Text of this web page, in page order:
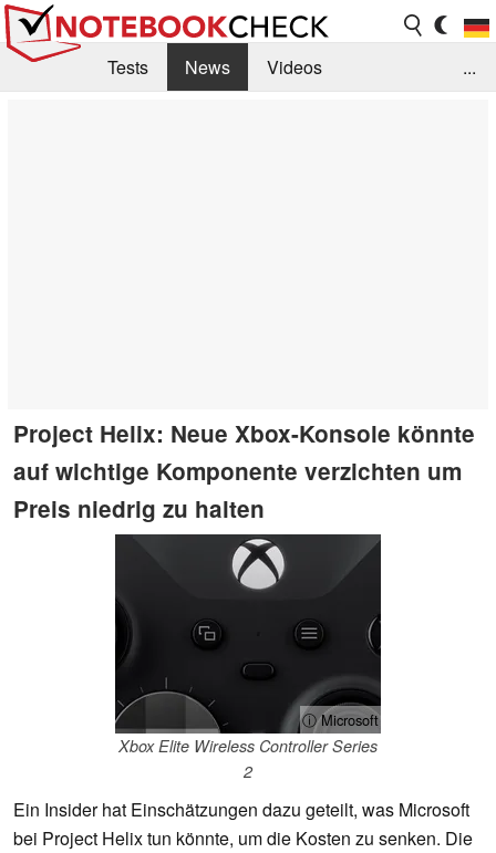
Tests News
Videos
...
Project Helix: Neue Xbox-Konsole könnte
auf wichtige Komponente verzichten um
Preis niedrig zu halten
ⓘ Microsoft
Xbox Elite Wireless Controller Series
2
Ein Insider hat Einschätzungen dazu geteilt, was Microsoft
bei Project Helix tun könnte, um die Kosten zu senken. Die